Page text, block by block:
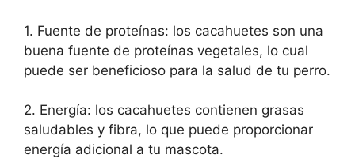
1. Fuente de proteínas: los cacahuetes son una
buena fuente de proteínas vegetales, lo cual
puede ser beneficioso para la salud de tu perro.
2. Energía: los cacahuetes contienen grasas
saludables y fibra, lo que puede proporcionar
energía adicional a tu mascota.